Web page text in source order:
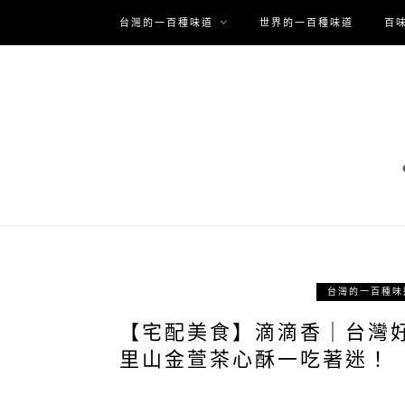
台灣的一百種味道 世界的一百種味道 百
台灣的一百種味
【宅配美食】滴滴香｜台
里山金萱茶心酥一吃著迷！